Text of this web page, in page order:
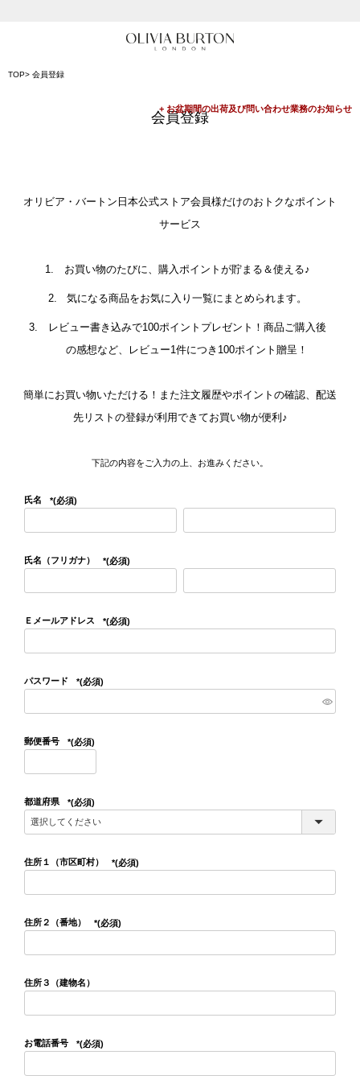
TOP 会員登録
会員登録
オリビア・バートン日本公式ストア会員様だけのおトクなポイント
サービス
お買い物のたびに、購入ポイントが貯まる＆使える♪
気になる商品をお気に入り一覧にまとめられます。
レビュー書き込みで100ポイントプレゼント！商品ご購入後
の感想など、レビュー1件につき100ポイント贈呈！
簡単にお買い物いただける！また注文履歴やポイントの確認、配送
先リストの登録が利用できてお買い物が便利♪
下記の内容をご入力の上、お進みください。
氏名 (必須)
氏名（フリガナ） (必須)
Ｅメールアドレス (必須)
パスワード (必須)
郵便番号 (必須)
都道府県 (必須)
住所１（市区町村） (必須)
住所２（番地） (必須)
住所３（建物名）
お電話番号 (必須)